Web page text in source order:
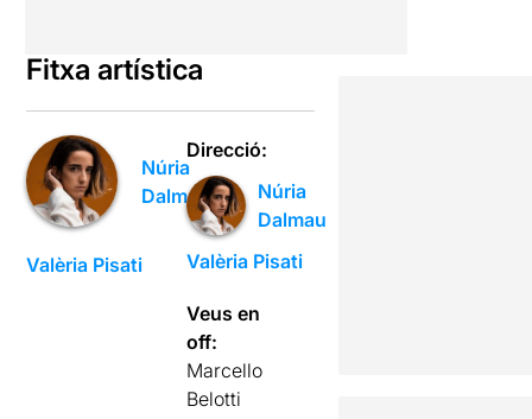
Fitxa artística
Núria
Dalmau
Valèria Pisati
Direcció:
Núria
Dalmau
Valèria Pisati
Veus en
off:
Marcello
Belotti